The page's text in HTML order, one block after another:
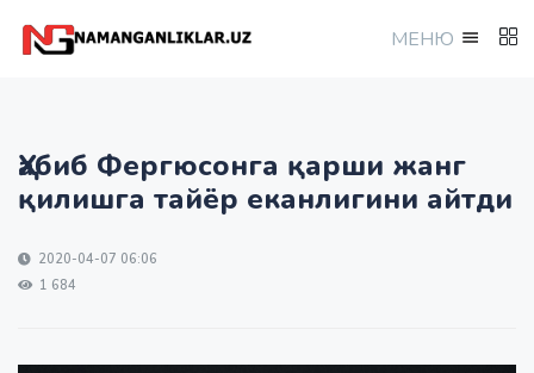
МEНЮ
Ҳабиб Фергюсонга қарши жанг
қилишга тайёр еканлигини айтди
2020-04-07 06:06
1 684